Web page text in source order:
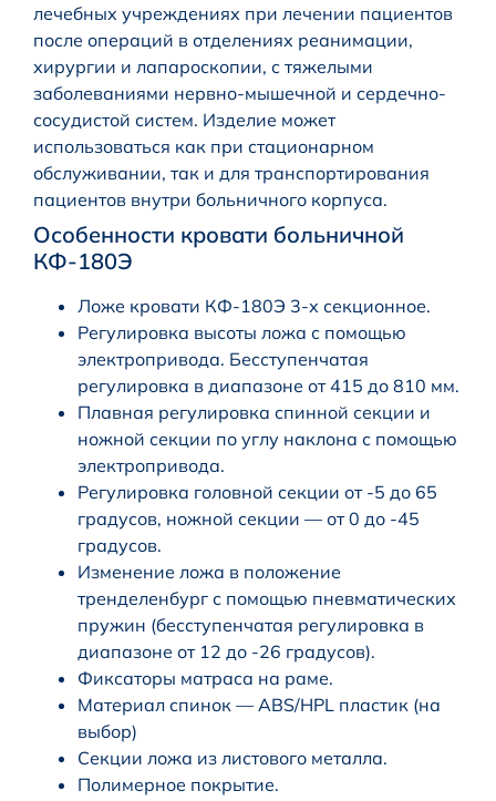
лечебных учреждениях при лечении пациентов
после операций в отделениях реанимации,
хирургии и лапароскопии, с тяжелыми
заболеваниями нервно-мышечной и сердечно-
сосудистой систем. Изделие может
использоваться как при стационарном
обслуживании, так и для транспортирования
пациентов внутри больничного корпуса.
Особенности кровати больничной
КФ-180Э
Ложе кровати КФ-180Э 3-х секционное.
Регулировка высоты ложа с помощью
электропривода. Бесступенчатая
регулировка в диапазоне от 415 до 810 мм.
Плавная регулировка спинной секции и
ножной секции по углу наклона с помощью
электропривода.
Регулировка головной секции от -5 до 65
градусов, ножной секции — от 0 до -45
градусов.
Изменение ложа в положение
тренделенбург с помощью пневматических
пружин (бесступенчатая регулировка в
диапазоне от 12 до -26 градусов).
Фиксаторы матраса на раме.
Материал спинок — ABS/HPL пластик (на
выбор)
Секции ложа из листового металла.
Полимерное покрытие.